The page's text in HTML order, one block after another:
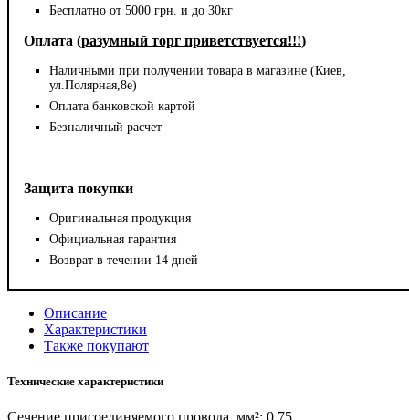
Бесплатно от 5000 грн. и до 30кг
Оплата (разумный торг приветствуется!!!)
Наличными при получении товара в магазине (Киев,
ул.Полярная,8е)
Оплата банковской картой
Безналичный расчет
Защита покупки
Оригинальная продукция
Официальная гарантия
Возврат в течении 14 дней
Описание
Характеристики
Также покупают
Технические характеристики